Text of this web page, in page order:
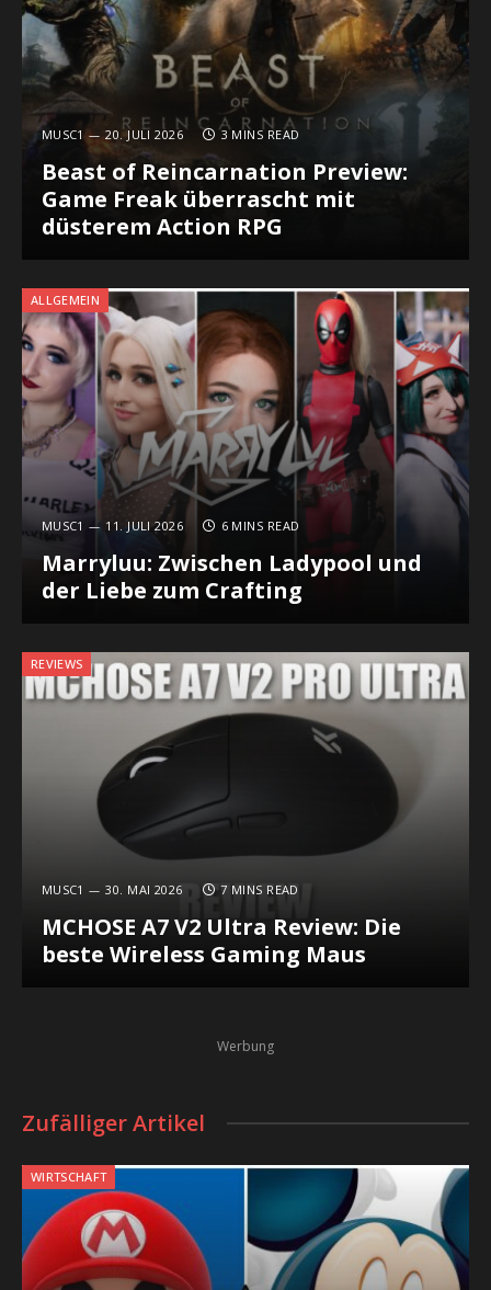
MUSC1 20. JULI 2026 3 MINS READ
Beast of Reincarnation Preview:
Game Freak überrascht mit
düsterem Action RPG
ALLGEMEIN
MUSC1 11. JULI 2026 6 MINS READ
Marryluu: Zwischen Ladypool und
der Liebe zum Crafting
REVIEWS
MUSC1 30. MAI 2026 7 MINS READ
MCHOSE A7 V2 Ultra Review: Die
beste Wireless Gaming Maus
Werbung
Zufälliger Artikel
WIRTSCHAFT